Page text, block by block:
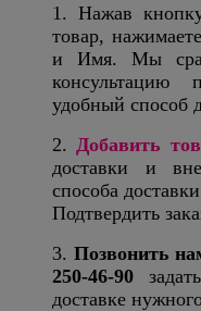
1. Нажав
товар,
и Имя. Мы
удобный способ
2. Добавить
доставки и
способа
Подтвердить
3. Позвонить
250-46-90
доставке